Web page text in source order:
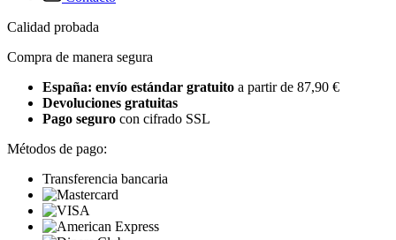
Calidad probada
Compra de manera segura
España: envío estándar gratuito a partir de 87,90 €
Devoluciones gratuitas
Pago seguro con cifrado SSL
Métodos de pago:
Transferencia bancaria